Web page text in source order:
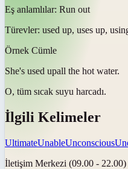
Eş anlamlılar: Run out
Türevler: used up, uses up,
Örnek Cümle
She's used upall the hot water.
O, tüm sıcak suyu harcadı.
İlgili Kelimeler
UltimateUnableUnconscious
İletişim Merkezi (09.00 - 22.00)